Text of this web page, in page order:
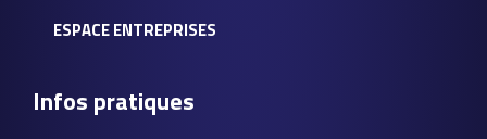
ESPACE ENTREPRISES
Infos pratiques